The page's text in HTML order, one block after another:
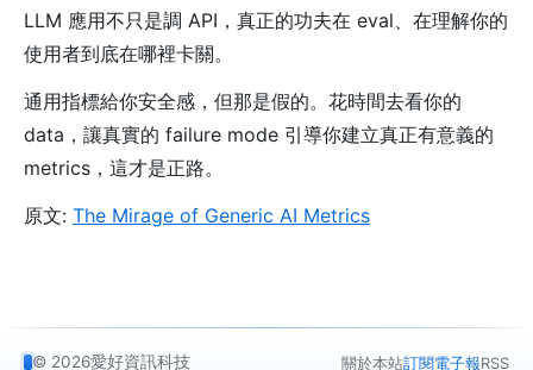
LLM 應用不只是調 API，真正的功夫在 eval、在理解你的
使用者到底在哪裡卡關。
通用指標給你安全感，但那是假的。花時間去看你的
data，讓真實的 failure mode 引導你建立真正有意義的
metrics，這才是正路。
原文: The Mirage of Generic AI Metrics
© 2026愛好資訊科技 關於本站訂閱電子報RSS